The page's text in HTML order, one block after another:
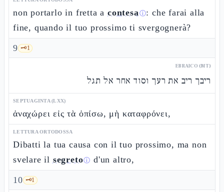
non portarlo in fretta a contesaⓘ: che farai alla
fine, quando il tuo prossimo ti svergognerà?
9 🗝️1
EBRAICO (MT)
ריבך ריב את רעך וסוד אחר אל תגל
SEPTUAGINTA (LXX)
ἀναχώρει εἰς τὰ ὀπίσω, μὴ καταφρόνει,
LETTURA ORTODOSSA
Dibatti la tua causa con il tuo prossimo, ma non
svelare il segretoⓘ d'un altro,
10 🗝️1